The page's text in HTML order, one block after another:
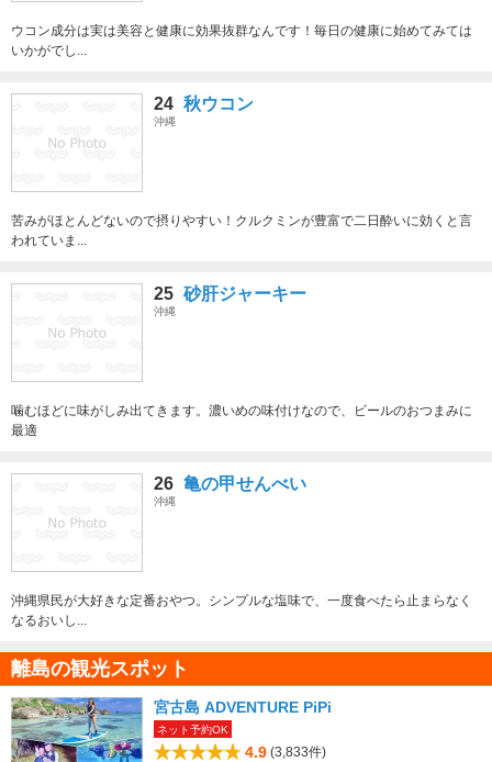
ウコン成分は実は美容と健康に効果抜群なんです！毎日の健康に始めてみては
いかがでし...
24 秋ウコン
沖縄
苦みがほとんどないので摂りやすい！クルクミンが豊富で二日酔いに効くと言
われていま...
25 砂肝ジャーキー
沖縄
噛むほどに味がしみ出てきます。濃いめの味付けなので、ビールのおつまみに
最適
26 亀の甲せんべい
沖縄
沖縄県民が大好きな定番おやつ。シンプルな塩味で、一度食べたら止まらなく
なるおいし...
離島の観光スポット
宮古島 ADVENTURE PiPi
ネット予約OK
4.9 (3,833件)